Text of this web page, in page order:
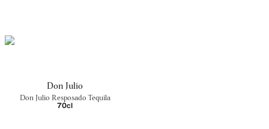
Don Julio
Don Julio Resposado Tequila
70cl